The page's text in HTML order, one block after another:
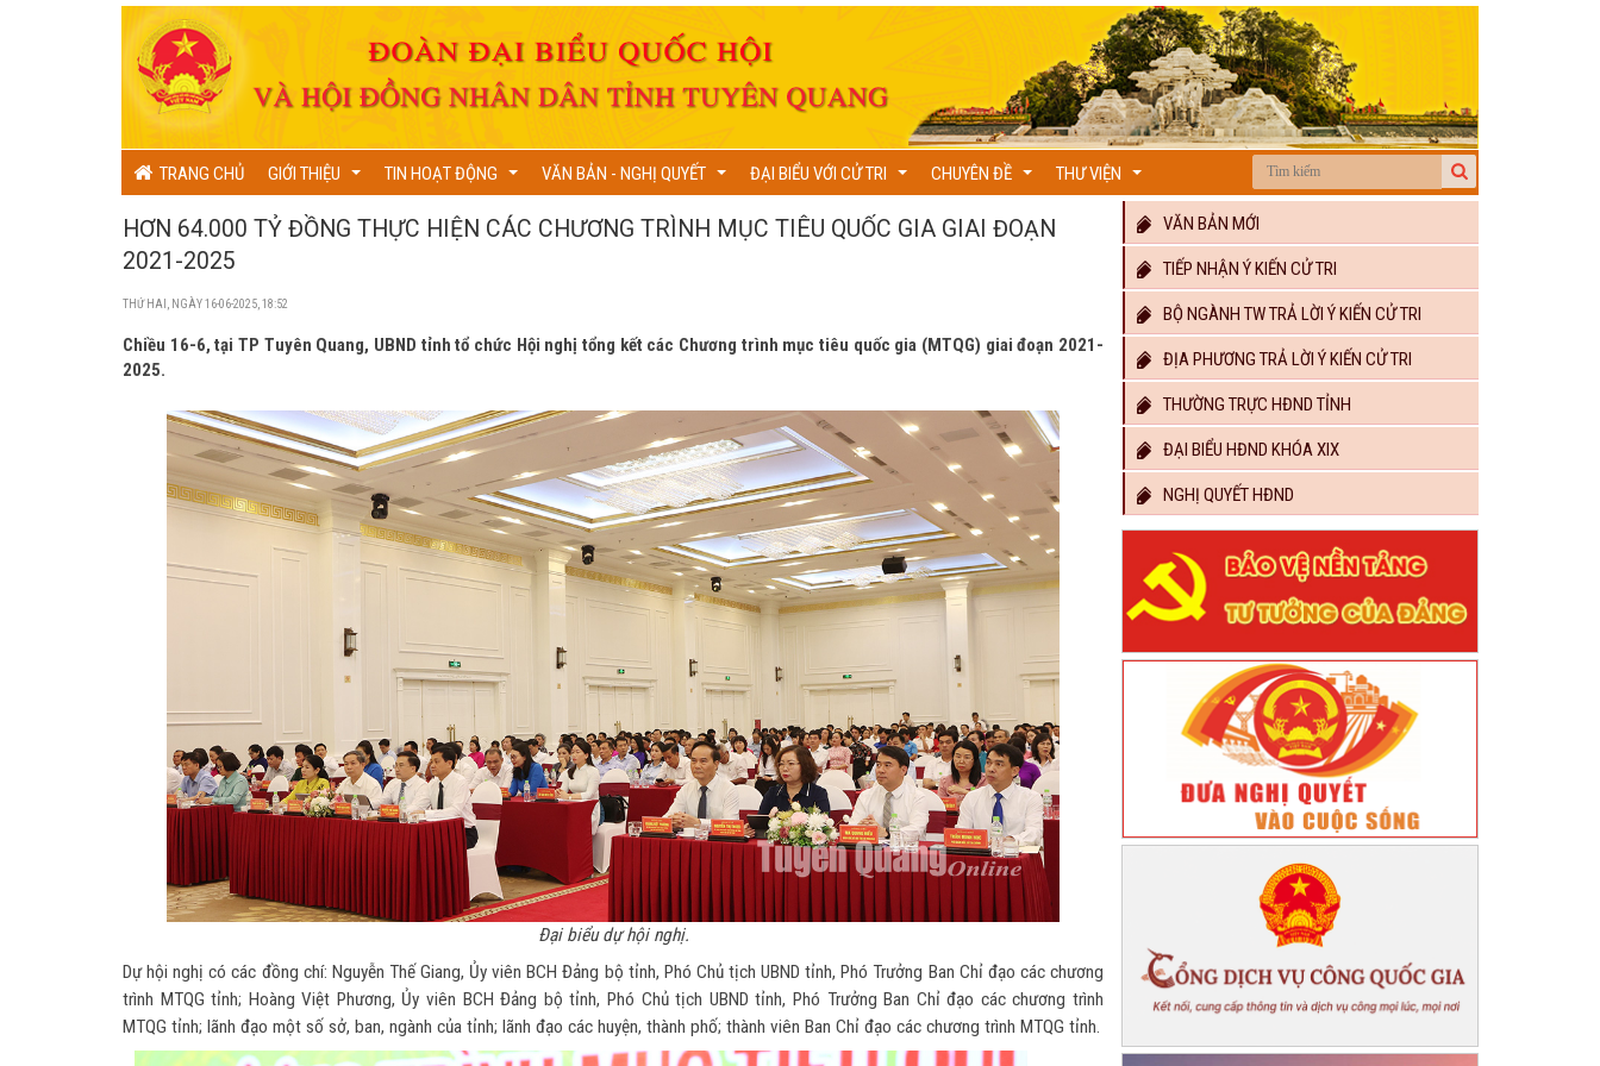
TRANG CHỦ GIỚI THIỆU
...
TIN HOẠT ĐỘNG
...
VĂN BẢN - NGHỊ QUYẾT
...
ĐẠI BIỂU VỚI CỬ TRI
...
CHUYÊN ĐỀ
...
THƯ VIỆN
...
HƠN 64.000 TỶ ĐỒNG THỰC HIỆN CÁC CHƯƠNG TRÌNH MỤC TIÊU QUỐC GIA GIAI ĐOẠN
2021-2025
THỨ HAI, NGÀY 16-06-2025, 18:52
Chiều 16-6, tại TP Tuyên Quang, UBND tỉnh tổ chức Hội nghị tổng kết các Chương trình mục tiêu quốc gia (MTQG) giai đoạn 2021-
2025.
Đại biểu dự hội nghị.
Dự hội nghị có các đồng chí: Nguyễn Thế Giang, Ủy viên BCH Đảng bộ tỉnh, Phó Chủ tịch UBND tỉnh, Phó Trưởng Ban Chỉ đạo các chương
trình MTQG tỉnh; Hoàng Việt Phương, Ủy viên BCH Đảng bộ tỉnh, Phó Chủ tịch UBND tỉnh, Phó Trưởng Ban Chỉ đạo các chương trình
MTQG tỉnh; lãnh đạo một số sở, ban, ngành của tỉnh; lãnh đạo các huyện, thành phố; thành viên Ban Chỉ đạo các chương trình MTQG tỉnh.
VĂN BẢN MỚI
TIẾP NHẬN Ý KIẾN CỬ TRI
BỘ NGÀNH TW TRẢ LỜI Ý KIẾN CỬ TRI
ĐỊA PHƯƠNG TRẢ LỜI Ý KIẾN CỬ TRI
THƯỜNG TRỰC HĐND TỈNH
ĐẠI BIỂU HĐND KHÓA XIX
NGHỊ QUYẾT HĐND